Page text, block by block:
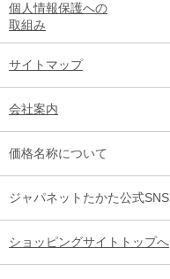
個人情報保護への
取組み
サイトマップ
会社案内
価格名称について
ジャパネットたかた公式SNS
ショッピングサイトトップへ